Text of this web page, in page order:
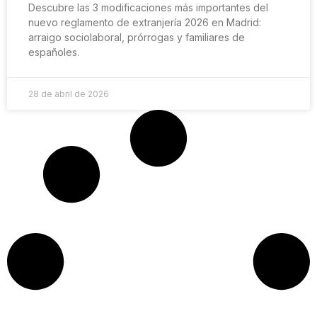
Descubre las 3 modificaciones más importantes del
nuevo reglamento de extranjería 2026 en Madrid:
arraigo sociolaboral, prórrogas y familiares de
españoles.
28 de abril de 2026